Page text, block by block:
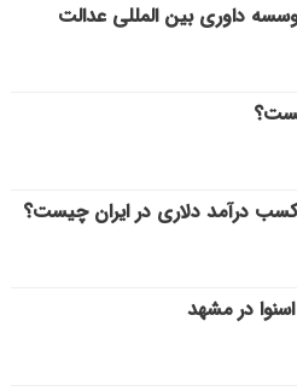
داوری بین المللی عدالت
درآمد دلاری در ایران چیست؟
در مشهد